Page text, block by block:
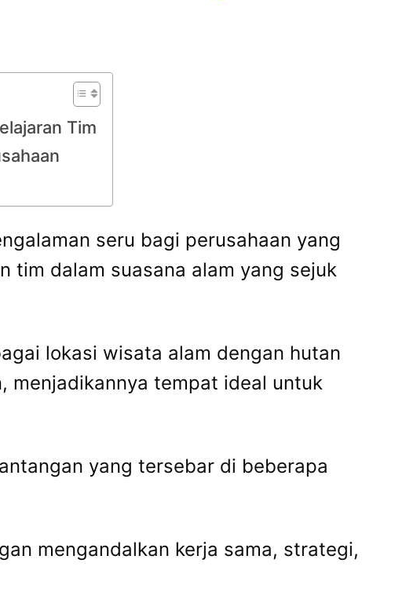
Tim
seru bagi perusahaan yang
tim dalam suasana alam yang sejuk
lokasi wisata alam dengan hutan
menjadikannya tempat ideal untuk
yang tersebar di beberapa
mengandalkan kerja sama, strategi,